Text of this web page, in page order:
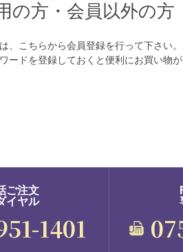
の方・会員以外の方
、こちらから会員登録を行って下さい。
ードを登録しておくと便利にお買い物
ご注文
イヤル
1401